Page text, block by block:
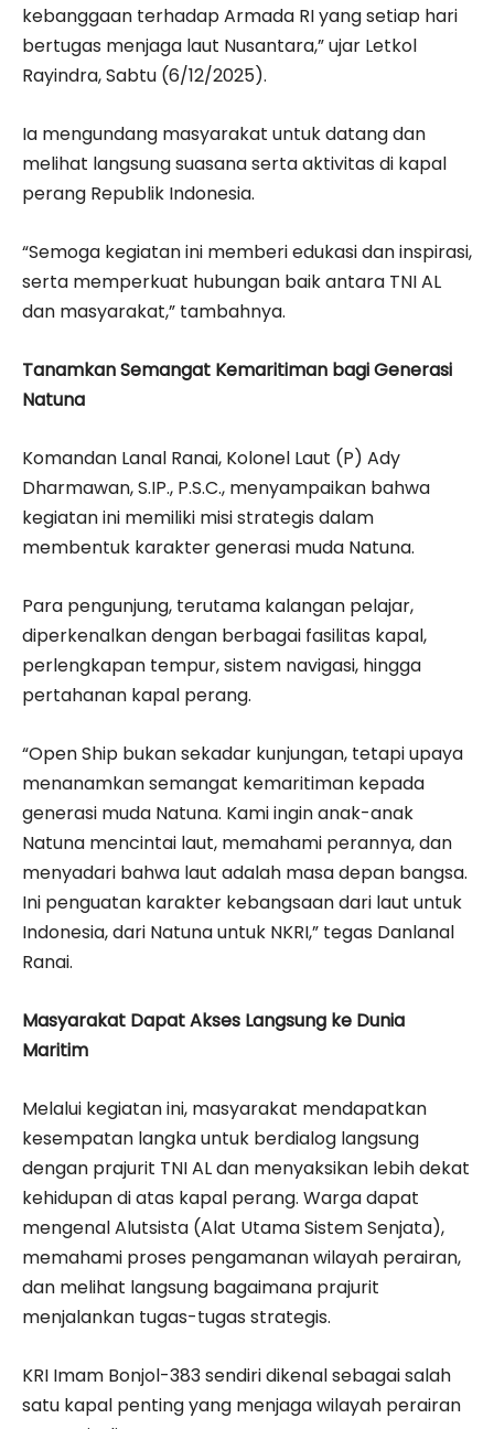
kebanggaan terhadap Armada RI yang setiap hari
bertugas menjaga laut Nusantara,” ujar Letkol
Rayindra, Sabtu (6/12/2025).
Ia mengundang masyarakat untuk datang dan
melihat langsung suasana serta aktivitas di kapal
perang Republik Indonesia.
“Semoga kegiatan ini memberi edukasi dan inspirasi,
serta memperkuat hubungan baik antara TNI AL
dan masyarakat,” tambahnya.
Tanamkan Semangat Kemaritiman bagi Generasi
Natuna
Komandan Lanal Ranai, Kolonel Laut (P) Ady
Dharmawan, S.IP., P.S.C., menyampaikan bahwa
kegiatan ini memiliki misi strategis dalam
membentuk karakter generasi muda Natuna.
Para pengunjung, terutama kalangan pelajar,
diperkenalkan dengan berbagai fasilitas kapal,
perlengkapan tempur, sistem navigasi, hingga
pertahanan kapal perang.
“Open Ship bukan sekadar kunjungan, tetapi upaya
menanamkan semangat kemaritiman kepada
generasi muda Natuna. Kami ingin anak-anak
Natuna mencintai laut, memahami perannya, dan
menyadari bahwa laut adalah masa depan bangsa.
Ini penguatan karakter kebangsaan dari laut untuk
Indonesia, dari Natuna untuk NKRI,” tegas Danlanal
Ranai.
Masyarakat Dapat Akses Langsung ke Dunia
Maritim
Melalui kegiatan ini, masyarakat mendapatkan
kesempatan langka untuk berdialog langsung
dengan prajurit TNI AL dan menyaksikan lebih dekat
kehidupan di atas kapal perang. Warga dapat
mengenal Alutsista (Alat Utama Sistem Senjata),
memahami proses pengamanan wilayah perairan,
dan melihat langsung bagaimana prajurit
menjalankan tugas-tugas strategis.
KRI Imam Bonjol-383 sendiri dikenal sebagai salah
satu kapal penting yang menjaga wilayah perairan